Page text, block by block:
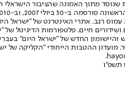
מתוך האמונה שהציבור הישראלי
ושידורים חיים. פלטפורמות הדיגיטל של
החדש והיישומון החדש של "ישראל
מועדון ההטבות הייחודי "הקליקה של
תשפ"ו